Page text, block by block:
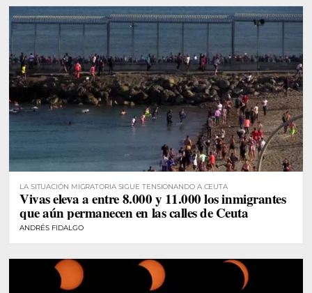
LA SITUACIÓN MIGRATORIA SIGUE TENSIONANDO A CEUTA
Vivas eleva a entre 8.000 y 11.000 los inmigrantes
que aún permanecen en las calles de Ceuta
ANDRÉS FIDALGO